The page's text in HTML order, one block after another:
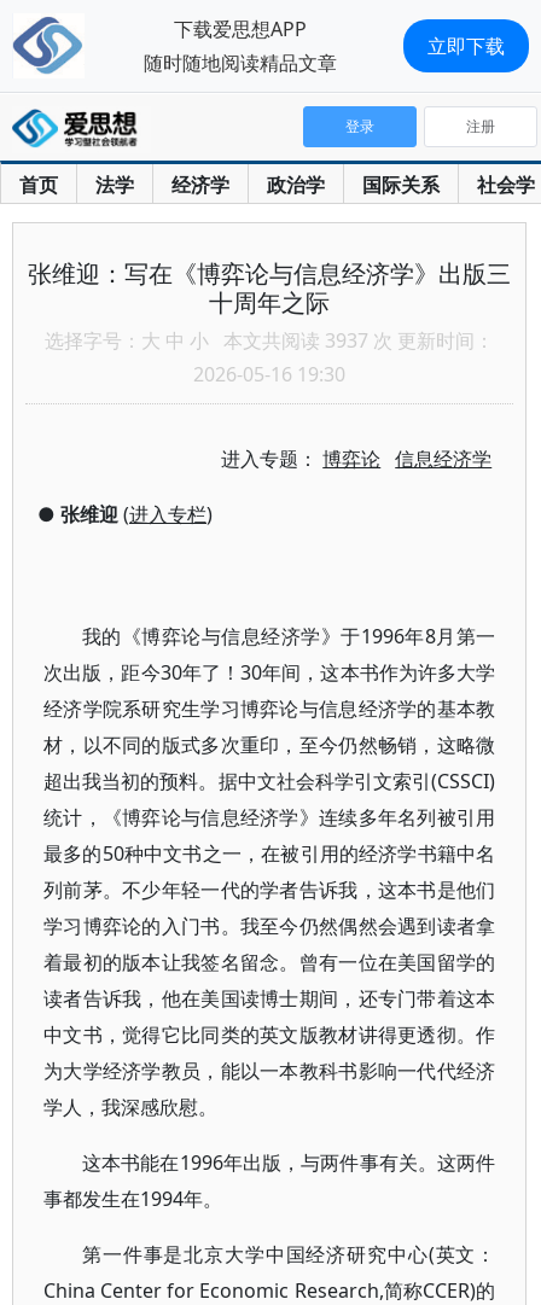
首页 法学 经济学 政治学 国际关系 社会学
登录 注册
张维迎：写在《博弈论与信息经济学》出版三
十周年之际
选择字号： 大 中 小 本文共阅读 3937 次 更新时间：
2026-05-16 19:30
进入专题：博弈论 信息经济学
● 张维迎(进入专栏)
我的《博弈论与信息经济学》于1996年8月第一
次出版，距今30年了！30年间，这本书作为许多大学
经济学院系研究生学习博弈论与信息经济学的基本教
材，以不同的版式多次重印，至今仍然畅销，这略微
超出我当初的预料。据中文社会科学引文索引(CSSCI)
统计，《博弈论与信息经济学》连续多年名列被引用
最多的50种中文书之一，在被引用的经济学书籍中名
列前茅。不少年轻一代的学者告诉我，这本书是他们
学习博弈论的入门书。我至今仍然偶然会遇到读者拿
着最初的版本让我签名留念。曾有一位在美国留学的
读者告诉我，他在美国读博士期间，还专门带着这本
中文书，觉得它比同类的英文版教材讲得更透彻。作
为大学经济学教员，能以一本教科书影响一代代经济
学人，我深感欣慰。
这本书能在1996年出版，与两件事有关。这两件
事都发生在1994年。
第一件事是北京大学中国经济研究中心(英文：
China Center for Economic Research,简称CCER)的
下载爱思想APP
随时随地阅读精品文章
立即下载